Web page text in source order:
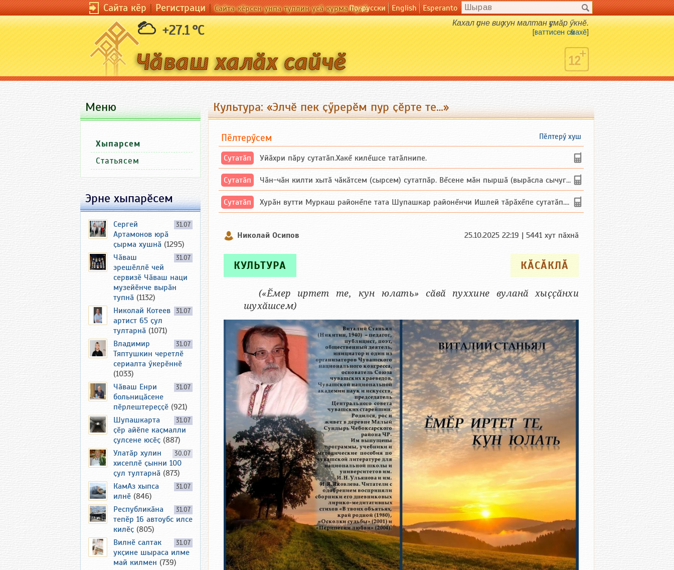
Сайта кӗр|Регистраци|Сайта кӗрсен унпа туллин усӑ курма пулӗПо-русски English Esperanto
+27.1 °C Кахал ҫине виҫ кун малтан ҫумӑр ӳкнӗ.
[ваттисен сӑмахӗ]
Культура: «Элчӗ пек ҫӳрерӗм пур ҫӗрте те…»
Пӗлтерӳ хуш
Пӗлтерӳсем
Сутатӑп Уйăхри пăру сутатăп.Хакĕ килĕшсе татăлнипе.
Сутатӑп Чăн-чăн килти хытă чăкăтсем (сырсем) сутатпăр. Вĕсене мăн пыршă (вырăсла сычуг) ...
Сутатӑп Хурăн вутти Муркаш районĕпе тата Шупашкар районĕнчи Ишлей тăрăхĕпе сутатăп. Ха...
Николай Осипов 25.10.2025 22:19 | 5441 хут пӑхнӑ
КӐСӐКЛӐ
КУЛЬТУРА
(«Ӗмер иртет те, кун юлать» сӑвӑ пуххине вуланӑ хыҫҫӑнхи
шухӑшсем)
Меню
Хыпарсем
Статьясем
Эрне хыпарӗсем
31.07
Сергей
Артамонов юрӑ
ҫырма хушнӑ (1295)
31.07
Чӑваш
эрешӗллӗ чей
сервизӗ Чӑваш наци
музейӗнче вырӑн
тупнӑ (1132)
31.07
Николай Котеев
артист 65 ҫул
тултарнӑ (1071)
31.07
Владимир
Тяптушкин черетлӗ
сериалта ӳкерӗннӗ
(1033)
31.07
Чӑваш Енри
больницӑсене
пӗрлештереҫҫӗ (921)
31.07
Шупашкарта
ҫӗр айӗпе каҫмалли
ҫулсене юсӗҫ (887)
30.07
Улатӑр хулин
хисеплӗ ҫынни 100
ҫул тултарнӑ (873)
31.07
КамАз хыпса
илнӗ (846)
31.07
Республикӑна
тепӗр 16 автоубс илсе
килӗҫ (805)
31.07
Вилнӗ салтак
укҫине шыраса илме
май килмен (739)